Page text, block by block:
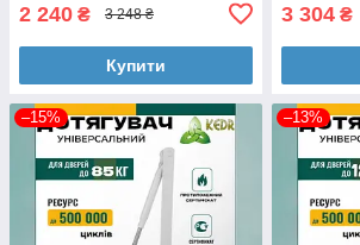
2 240 ₴ 3 248 ₴
Купити
3 304 ₴
–15% –13%